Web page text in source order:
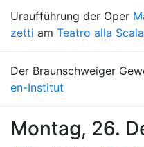
Uraufführung der Oper
zetti am Teatro alla
Der Braunschweiger
en-Institut
Montag, 26.